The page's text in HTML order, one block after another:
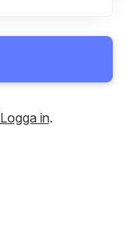
Logga in.